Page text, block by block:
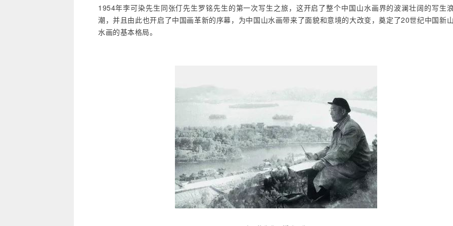
1954年李可染先生同张仃先生罗铭先生的第一次写生之旅，这开启了整个中国山水画界的波澜壮阔的写生
潮，并且由此也开启了中国画革新的序幕，为中国山水画带来了面貌和意境的大改变，奠定了20世纪中国新
水画的基本格局。